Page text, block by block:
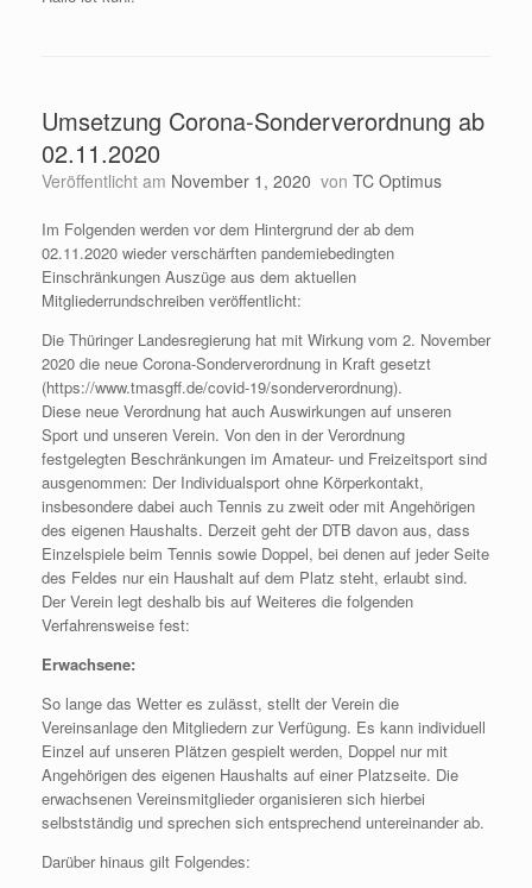
Umsetzung Corona-Sonderverordnung ab
02.11.2020
Veröffentlicht am November 1, 2020 von TC Optimus
Im Folgenden werden vor dem Hintergrund der ab dem
02.11.2020 wieder verschärften pandemiebedingten
Einschränkungen Auszüge aus dem aktuellen
Mitgliederrundschreiben veröffentlicht:
Die Thüringer Landesregierung hat mit Wirkung vom 2. November
2020 die neue Corona-Sonderverordnung in Kraft gesetzt
(https://www.tmasgff.de/covid-19/sonderverordnung).
Diese neue Verordnung hat auch Auswirkungen auf unseren
Sport und unseren Verein. Von den in der Verordnung
festgelegten Beschränkungen im Amateur- und Freizeitsport sind
ausgenommen: Der Individualsport ohne Körperkontakt,
insbesondere dabei auch Tennis zu zweit oder mit Angehörigen
des eigenen Haushalts. Derzeit geht der DTB davon aus, dass
Einzelspiele beim Tennis sowie Doppel, bei denen auf jeder Seite
des Feldes nur ein Haushalt auf dem Platz steht, erlaubt sind.
Der Verein legt deshalb bis auf Weiteres die folgenden
Verfahrensweise fest:
Erwachsene:
So lange das Wetter es zulässt, stellt der Verein die
Vereinsanlage den Mitgliedern zur Verfügung. Es kann individuell
Einzel auf unseren Plätzen gespielt werden, Doppel nur mit
Angehörigen des eigenen Haushalts auf einer Platzseite. Die
erwachsenen Vereinsmitglieder organisieren sich hierbei
selbstständig und sprechen sich entsprechend untereinander ab.
Darüber hinaus gilt Folgendes: